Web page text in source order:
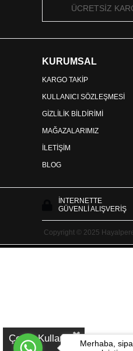
ÜCRETSİZ
KURUMSAL
KARGO TAKİP
KULLANICI SÖZLEŞMESİ
GİZLİLİK BİLDİRİMİ
MAĞAZALARIMIZ
İLETİŞİM
BLOG
İNTERNETTE
GÜVENLİ ALIŞVERİŞ
Copyright © 2025
Çerez KullanımıMerhaba,